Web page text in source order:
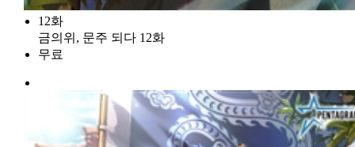
12화
금의위, 문주 되다 12화
무료